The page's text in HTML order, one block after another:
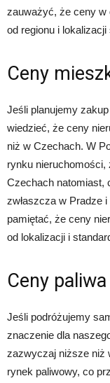
zauważyć, że ceny w
od regionu i lokalizacji
Ceny
Jeśli planujemy
wiedzieć, że ceny
niż w Czechach. W
rynku nieruchomości,
Czechach natomiast,
zwłaszcza w Pradze
pamiętać, że ceny
od lokalizacji i
Ceny paliwa
Jeśli podróżujemy
znaczenie dla
zazwyczaj niższe niż
rynek paliwowy, co